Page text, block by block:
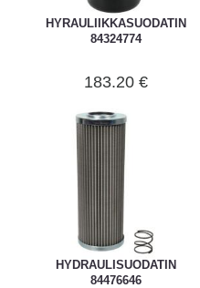
HYRAULIIKKASUODATIN
84324774
183.20 €
HYDRAULISUODATIN
84476646